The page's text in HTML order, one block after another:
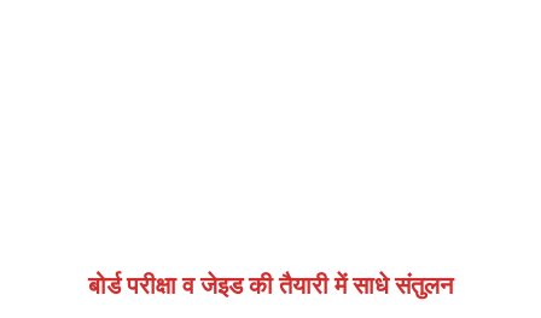
बोर्ड परीक्षा व जेइड की तैयारी में साधे संतुलन